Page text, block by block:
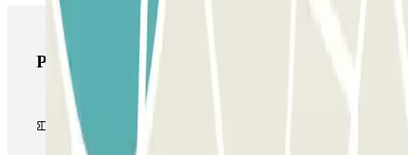
Prodotti di Parclick